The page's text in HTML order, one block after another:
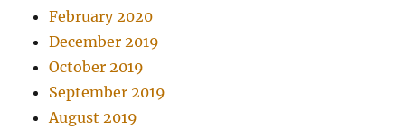
February 2020
December 2019
October 2019
September 2019
August 2019